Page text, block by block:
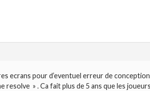
ecrans pour d’eventuel erreur de
» . Ca fait plus de 5 ans que les